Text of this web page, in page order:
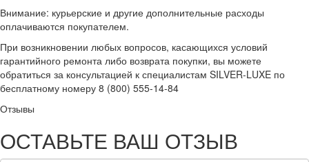
Внимание: курьерские и другие дополнительные расходы
оплачиваются покупателем.
При возникновении любых вопросов, касающихся условий
гарантийного ремонта либо возврата покупки, вы можете
обратиться за консультацией к специалистам SILVER-LUXE по
бесплатному номеру 8 (800) 555-14-84
Отзывы
ОСТАВЬТЕ ВАШ ОТЗЫВ